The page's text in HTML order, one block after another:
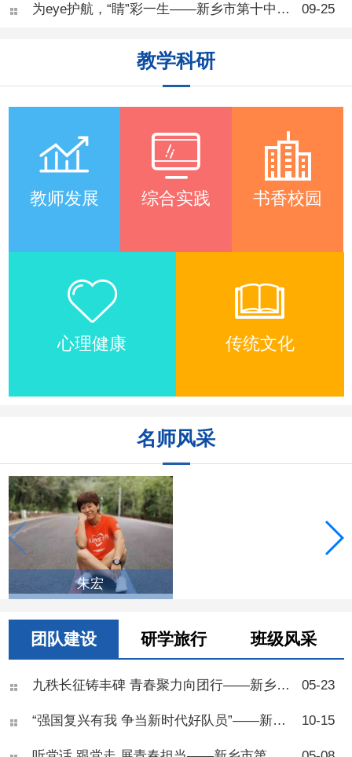
为eye护航，“睛”彩一生——新乡市第十中学健康教育“爱眼护眼”活动 09-25
教学科研
教师发展 综合实践 书香校园
心理健康 传统文化
名师风采
朱宏
申华
团队建设 研学旅行 班级风采
九秩长征铸丰碑 青春聚力向团行——新乡市第十中学举行2026年离队入团仪式 05-23
“强国复兴有我 争当新时代好队员”——新乡市第十中学举行2025年七年级少先队建队仪式 10-15